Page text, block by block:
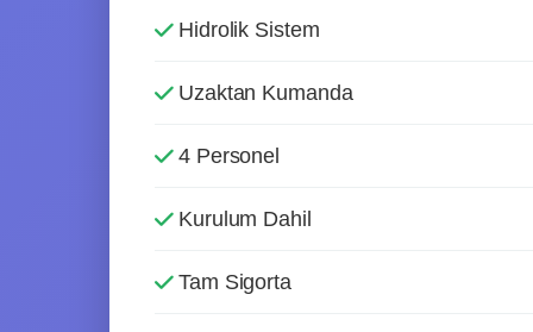
Hidrolik Sistem
Uzaktan Kumanda
4 Personel
Kurulum Dahil
Tam Sigorta